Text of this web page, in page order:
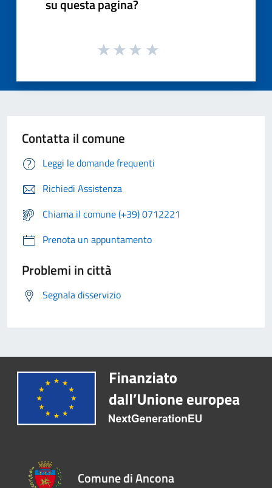
su questa pagina?
Contatta il comune
Leggi le domande frequenti
Richiedi Assistenza
Chiama il comune (+39) 0712221
Prenota un appuntamento
Problemi in città
Segnala disservizio
Comune di Ancona